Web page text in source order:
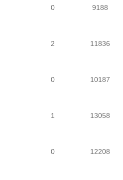
0 9188
2 11836
0 10187
1 13058
0 12208